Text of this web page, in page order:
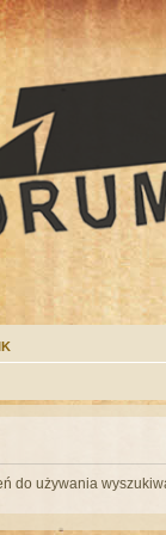
do używania